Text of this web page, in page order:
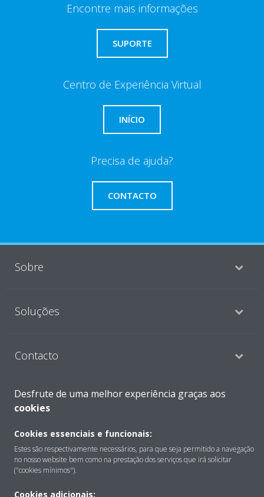
Encontre mais informações
SUPORTE
Centro de Experiência Virtual
INÍCIO
Precisa de ajuda?
CONTACTO
Sobre
Soluções
Contacto
Produtos
Copyright © Daikin
Aviso Legal
Aviso de cookies
Política de Proteção de Dados
Desfrute de uma melhor experiência graças aos
cookies
Cookies essenciais e funcionais:
Estes são respectivamente necessários, para que seja permitido a navegação
no nosso website bem como na prestação dos serviços que irá solicitar
("cookies mínimos").
Cookies adicionais: